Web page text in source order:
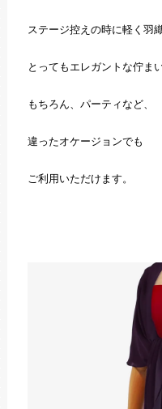
ステージ控えの時に軽く羽織
とってもエレガントな佇まい
もちろん、パーティなど、
違ったオケージョンでも
ご利用いただけます。